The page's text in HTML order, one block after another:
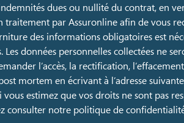
dues ou nullité du contrat, en
traitement par Assuronline afin de vous
des informations obligatoires est
données personnelles collectées ne
l’accès, la rectification,
mortem en écrivant à l’adresse
vous estimez que vos droits ne sont pas
consulter notre politique de